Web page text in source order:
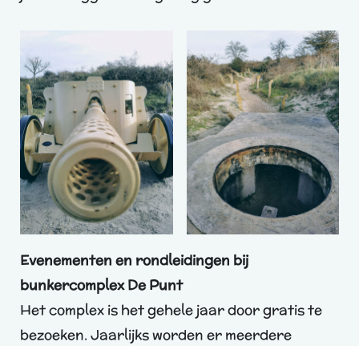
Evenementen en rondleidingen bij
bunkercomplex De Punt
Het complex is het gehele jaar door gratis te
bezoeken. Jaarlijks worden er meerdere